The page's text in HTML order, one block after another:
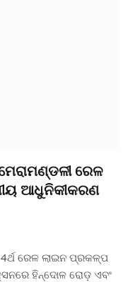
ରେଳ
ଆଧୁନିକୀକରଣ
ରେଳ ଲାଇନ ପ୍ରକଳ୍ପ
ହିନ୍ଦୋଳ ରୋଡ଼ ଏବଂ